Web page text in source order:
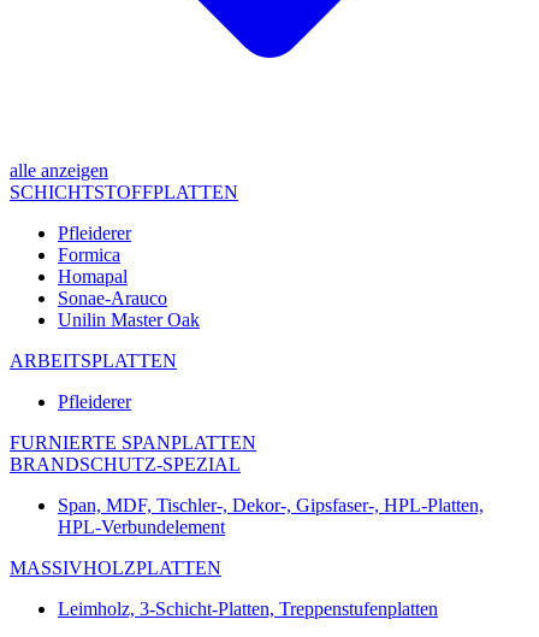
alle anzeigen
SCHICHTSTOFFPLATTEN
Pfleiderer
Formica
Homapal
Sonae-Arauco
Unilin Master Oak
ARBEITSPLATTEN
Pfleiderer
FURNIERTE SPANPLATTEN
BRANDSCHUTZ-SPEZIAL
Span, MDF, Tischler-, Dekor-, Gipsfaser-, HPL-Platten,
HPL-Verbundelement
MASSIVHOLZPLATTEN
Leimholz, 3-Schicht-Platten, Treppenstufenplatten